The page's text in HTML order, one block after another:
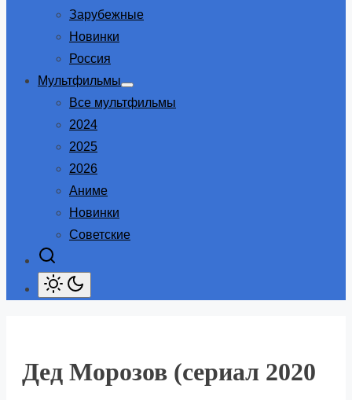
Зарубежные
Новинки
Россия
Мультфильмы
Show
sub
Все мультфильмы
2024
2025
2026
Аниме
Новинки
Советские
Дед Морозов (сериал 2020